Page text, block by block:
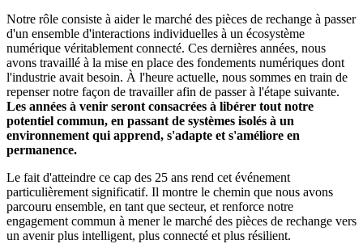
Notre rôle consiste à aider le marché des pièces de rechange à passer
d'un ensemble d'interactions individuelles à un écosystème
numérique véritablement connecté. Ces dernières années, nous
avons travaillé à la mise en place des fondements numériques dont
l'industrie avait besoin. À l'heure actuelle, nous sommes en train de
repenser notre façon de travailler afin de passer à l'étape suivante.
Les années à venir seront consacrées à libérer tout notre
potentiel commun, en passant de systèmes isolés à un
environnement qui apprend, s'adapte et s'améliore en
permanence.
Le fait d'atteindre ce cap des 25 ans rend cet événement
particulièrement significatif. Il montre le chemin que nous avons
parcouru ensemble, en tant que secteur, et renforce notre
engagement commun à mener le marché des pièces de rechange vers
un avenir plus intelligent, plus connecté et plus résilient.